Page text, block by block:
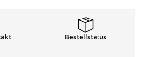
Bestellstatus